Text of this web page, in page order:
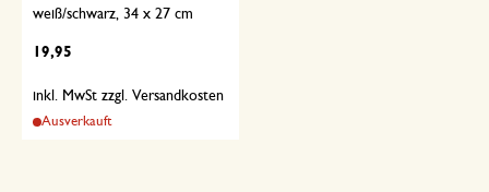
weiß/schwarz, 34 x 27 cm
19,95
inkl. MwSt zzgl. Versandkosten
Ausverkauft